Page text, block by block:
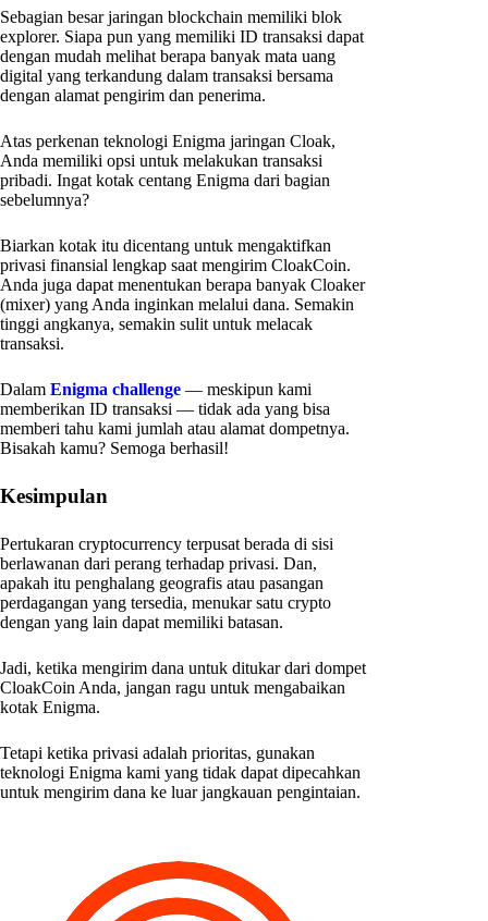
Sebagian besar jaringan blockchain memiliki blok
explorer. Siapa pun yang memiliki ID transaksi dapat
dengan mudah melihat berapa banyak mata uang
digital yang terkandung dalam transaksi bersama
dengan alamat pengirim dan penerima.
Atas perkenan teknologi Enigma jaringan Cloak,
Anda memiliki opsi untuk melakukan transaksi
pribadi. Ingat kotak centang Enigma dari bagian
sebelumnya?
Biarkan kotak itu dicentang untuk mengaktifkan
privasi finansial lengkap saat mengirim CloakCoin.
Anda juga dapat menentukan berapa banyak Cloaker
(mixer) yang Anda inginkan melalui dana. Semakin
tinggi angkanya, semakin sulit untuk melacak
transaksi.
Dalam Enigma challenge — meskipun kami
memberikan ID transaksi — tidak ada yang bisa
memberi tahu kami jumlah atau alamat dompetnya.
Bisakah kamu? Semoga berhasil!
Kesimpulan
Pertukaran cryptocurrency terpusat berada di sisi
berlawanan dari perang terhadap privasi. Dan,
apakah itu penghalang geografis atau pasangan
perdagangan yang tersedia, menukar satu crypto
dengan yang lain dapat memiliki batasan.
Jadi, ketika mengirim dana untuk ditukar dari dompet
CloakCoin Anda, jangan ragu untuk mengabaikan
kotak Enigma.
Tetapi ketika privasi adalah prioritas, gunakan
teknologi Enigma kami yang tidak dapat dipecahkan
untuk mengirim dana ke luar jangkauan pengintaian.